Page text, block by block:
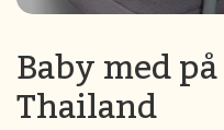
Baby med
Thailand